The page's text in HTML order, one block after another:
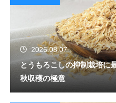
2026.08.07
とうもろこしの抑制栽培に
秋収穫の極意